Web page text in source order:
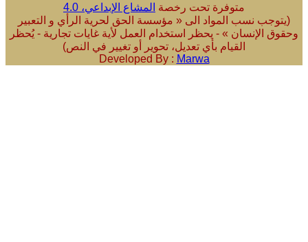
متوفرة تحت رخصةالمشاع الإبداعي، 4.0
نسب المواد الى « مؤسسة الحق لحرية الرأي و التعبير
» - يحظر استخدام العمل لأية غايات تجارية - يُحظر
القيام بأي تعديل، تحوير أو تغيير في النص)
Developed By :